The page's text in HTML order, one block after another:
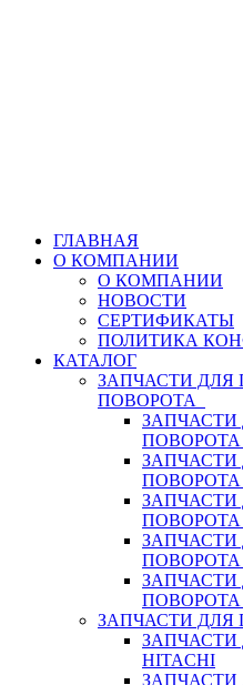
ГЛАВНАЯ
О КОМПАНИИ
О КОМПАНИИ
НОВОСТИ
СЕРТИФИКАТЫ
ПОЛИТИКА
КАТАЛОГ
ЗАПЧАСТИ ДЛЯ
ПОВОРОТА
ЗАПЧАСТИ
ПОВОРОТА
ЗАПЧАСТИ
ПОВОРОТА
ЗАПЧАСТИ
ПОВОРОТА
ЗАПЧАСТИ
ПОВОРОТА
ЗАПЧАСТИ
ПОВОРОТА
ЗАПЧАСТИ ДЛЯ
ЗАПЧАСТИ
HITACHI
ЗАПЧАСТИ